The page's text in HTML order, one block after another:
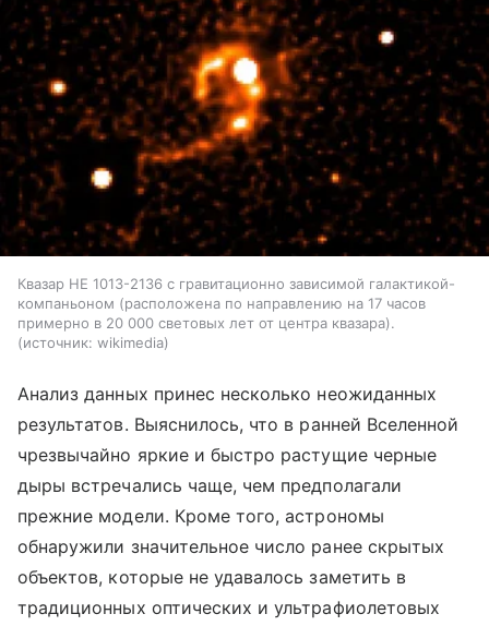
Квазар HE 1013-2136 с гравитационно зависимой галактикой-
компаньоном (расположена по направлению на 17 часов
примерно в 20 000 световых лет от центра квазара).
источник: wikimedia
Анализ данных принес несколько неожиданных
результатов. Выяснилось, что в ранней Вселенной
чрезвычайно яркие и быстро растущие черные
дыры встречались чаще, чем предполагали
прежние модели. Кроме того, астрономы
обнаружили значительное число ранее скрытых
объектов, которые не удавалось заметить в
традиционных оптических и ультрафиолетовых